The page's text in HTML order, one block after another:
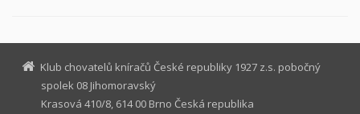
Klub chovatelů kníračů České republiky 1927 z.s. pobočný
spolek 08 Jihomoravský
Krasová 410/8, 614 00 Brno Česká republika